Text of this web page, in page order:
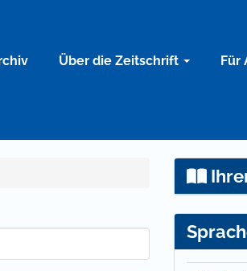
Über die Zeitschrift Für